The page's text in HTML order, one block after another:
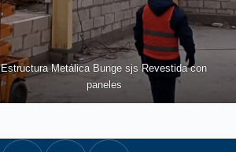
Estructura Metálica Bunge sjs Revestida con
paneles